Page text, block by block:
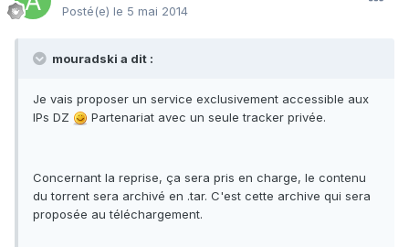
Posté(e) le 5 mai 2014
mouradski a dit :
Je vais proposer un service exclusivement accessible aux
IPs DZ
Partenariat avec un seule tracker privée.
Concernant la reprise, ça sera pris en charge, le contenu
du torrent sera archivé en .tar. C'est cette archive qui sera
proposée au téléchargement.